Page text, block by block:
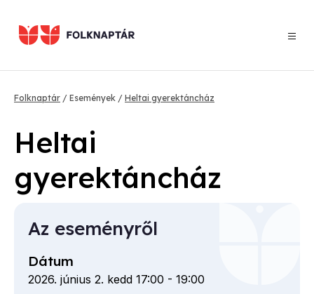
tartalomra
Morzsa
Folknaptár Események Heltai gyerektáncház
Heltai
gyerektáncház
Az eseményről
Dátum
2026. június 2. kedd 17:00 - 19:00